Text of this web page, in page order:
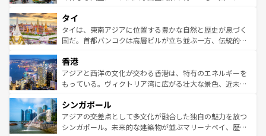
リティに包まれながら、韓国の多彩な魅力を心ゆくまで味
わってみてほしい。 なお、新着の韓国情報はコンテンツ一
覧を参照してほしい。
急速な発展と共に伝統が息づく。ハノイの古い町並みやホ
ーチミン市のフランス統治時代の建物も、独特の雰囲気を
醸し出している。また、バラエティの豊かさとおいしさで
とつ。フォーやバインミー、ベトナムコーヒーなどは、ぜ
ひ現地で味わいたい。どの地域を訪れてもあたたかい人々
が旅行者を迎えてくれるので、きっと忘れられない旅にな
参照してほしい。
タイ
タイは、東南アジアに位置する豊かな自然と歴史が息づく
国だ。首都バンコクは高層ビルが立ち並ぶ一方、伝統的な
の活気が交差している。北部ではチェンマイなどの山岳地
帯で自然と触れ合い、南部ではプーケットやクラビの美し
いビーチでリゾート気分を楽しむことができる。タイ料理
激する。気候は一年中温暖で、どの季節にも異なる楽しみ
が待っている。親しみやすいタイの人々、仏教を中心とし
た文化、そして多様な観光資源が、訪れる旅人を魅了し続
香港
アジアと西洋の文化が交わる香港は、特有のエネルギーを
もっている。ヴィクトリア湾に広がる壮大な景色、近未来
み、どこを訪れても感動するはず。観光スポットが密集し
ており、効率よく見どころを回れるのも魅力。息をのむよ
うな絶景から文化的な体験まで、香港を存分に楽しみ尽く
シンガポール
アジアの交差点として多文化が融合した独自の魅力を放つ
シンガポール。未来的な建築物が並ぶマリーナベイ、歴史